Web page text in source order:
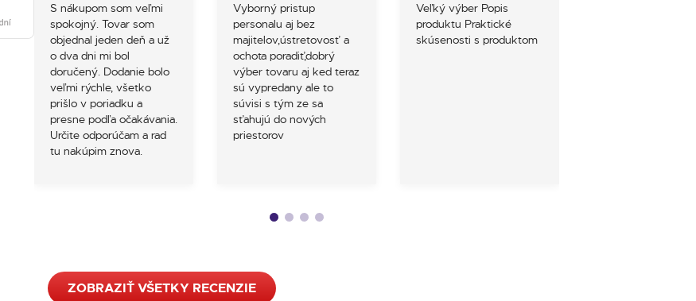
S nákupom som veľmi
spokojný. Tovar som
objednal jeden deň a už
o dva dni mi bol
doručený. Dodanie bolo
veľmi rýchle, všetko
prišlo v poriadku a
presne podľa očakávania.
Určite odporúčam a rad
tu nakúpim znova.
Vyborný pristup
personalu aj bez
majitelov,ústretovosť a
ochota poradiť,dobrý
výber tovaru aj ked teraz
sú vypredany ale to
súvisi s tým ze sa
sťahujú do nových
priestorov
Veľký výber Popis
produktu Praktické
skúsenosti s produktom
ZOBRAZIŤ VŠETKY RECENZIE